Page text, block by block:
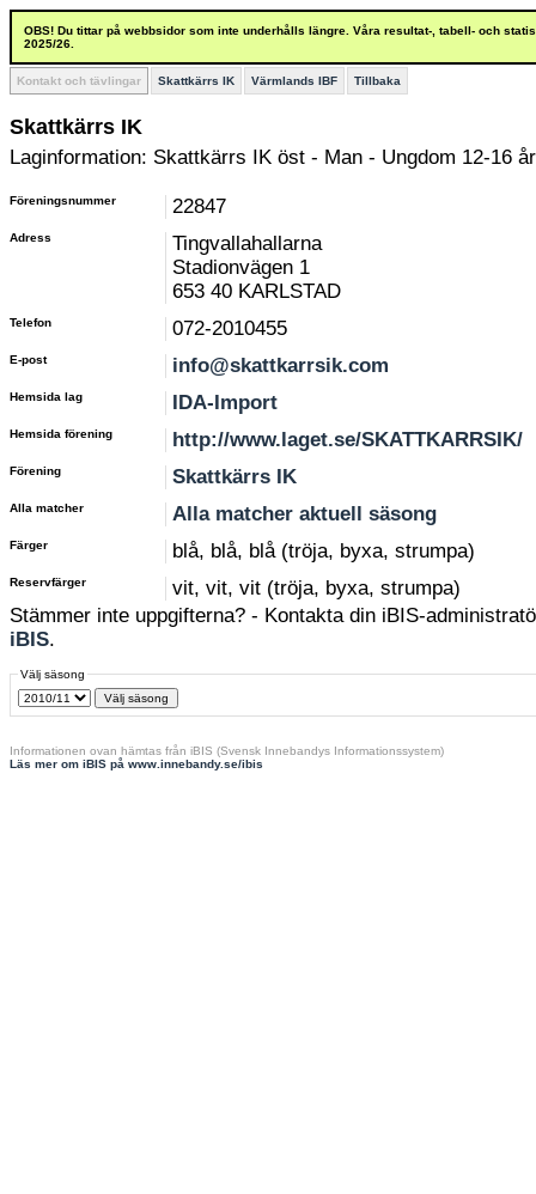
OBS! Du tittar på webbsidor som inte underhålls längre. Våra resultat-, tabell- och
2025/26.
Kontakt och tävlingar Skattkärrs IK Värmlands IBF Tillbaka
Skattkärrs IK
Laginformation: Skattkärrs IK öst - Man - Ungdom 12-16 år
Föreningsnummer 22847
Adress
Tingvallahallarna
Stadionvägen 1
653 40 KARLSTAD
Telefon 072-2010455
E-post info@skattkarrsik.com
Hemsida lag IDA-Import
Hemsida förening http://www.laget.se/SKATTKARRSIK/
Förening Skattkärrs IK
Alla matcher Alla matcher aktuell säsong
Färger blå, blå, blå (tröja, byxa, strumpa)
Reservfärger
vit, vit, vit (tröja, byxa, strumpa)
Stämmer inte uppgifterna? - Kontakta din iBIS-
iBIS.
Välj säsong
Informationen ovan hämtas från iBIS (Svensk Innebandys Informationssystem)
Läs mer om iBIS på www.innebandy.se/ibis